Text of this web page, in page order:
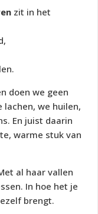
zit in het
doen we geen
we huilen,
En juist daarin
warme stuk van
al haar vallen
In hoe het je
brengt.